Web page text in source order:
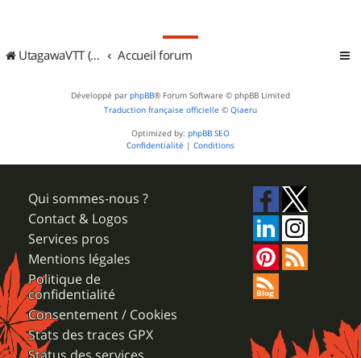
UtagawaVTT (Randos VTT et VTTAE avec traces GPS) Accueil forum
Développé par phpBB® Forum Software © phpBB Limited
Traduction française officielle © Qiaeru
Optimized by: phpBB SEO
Confidentialité | Conditions
Qui sommes-nous ?
Contact & Logos
Services pros
Mentions légales
Politique de
confidentialité
Consentement / Cookies
Stats des traces GPX